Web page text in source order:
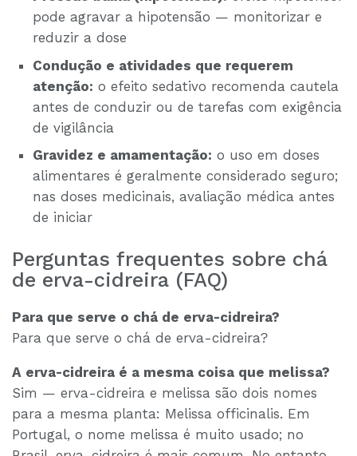
pode agravar a hipotensão — monitorizar e
reduzir a dose
Condução e atividades que requerem
atenção: o efeito sedativo recomenda cautela
antes de conduzir ou de tarefas com exigência
de vigilância
Gravidez e amamentação: o uso em doses
alimentares é geralmente considerado seguro;
nas doses medicinais, avaliação médica antes
de iniciar
Perguntas frequentes sobre chá
de erva-cidreira (FAQ)
Para que serve o chá de erva-cidreira?
Para que serve o chá de erva-cidreira?
A erva-cidreira é a mesma coisa que melissa?
Sim — erva-cidreira e melissa são dois nomes
para a mesma planta: Melissa officinalis. Em
Portugal, o nome melissa é muito usado; no